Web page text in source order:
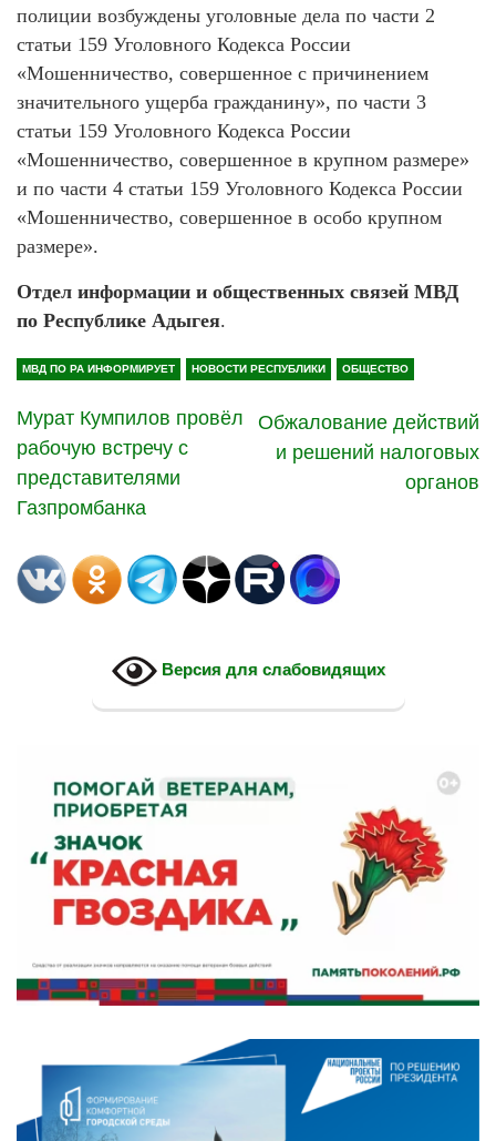
полиции возбуждены уголовные дела по части 2
статьи 159 Уголовного Кодекса России
«Мошенничество, совершенное с причинением
значительного ущерба гражданину», по части 3
статьи 159 Уголовного Кодекса России
«Мошенничество, совершенное в крупном размере»
и по части 4 статьи 159 Уголовного Кодекса России
«Мошенничество, совершенное в особо крупном
размере».
Отдел информации и общественных связей МВД
по Республике Адыгея.
МВД ПО РА ИНФОРМИРУЕТ НОВОСТИ РЕСПУБЛИКИ ОБЩЕСТВО
Мурат Кумпилов провёл
рабочую встречу с
представителями
Газпромбанка
Обжалование действий
и решений налоговых
органов
Версия для слабовидящих